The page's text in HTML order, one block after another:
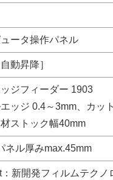
ータ操作パネル
動昇降］
ジフィーダー 1903
ッジ 0.4～3mm、カッ
ストック幅40mm
ネル厚みmax.45mm
新開発フィルムテクノ